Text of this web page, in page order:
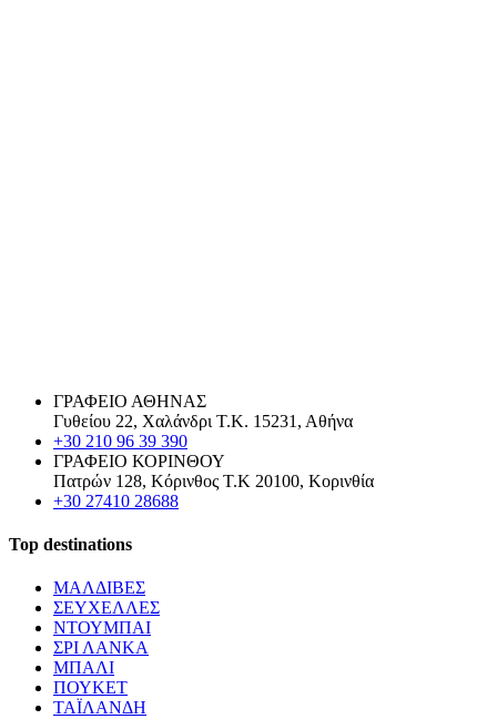
ΓΡΑΦΕΙΟ ΑΘΗΝΑΣ
Γυθείου 22, Χαλάνδρι Τ.Κ. 15231, Αθήνα
+30 210 96 39 390
ΓΡΑΦΕΙΟ ΚΟΡΙΝΘΟΥ
Πατρών 128, Κόρινθος Τ.Κ 20100, Κορινθία
+30 27410 28688
Top destinations
ΜΑΛΔΙΒΕΣ
ΣΕΥΧΕΛΛΕΣ
ΝΤΟΥΜΠΑΙ
ΣΡΙ ΛΑΝΚΑ
ΜΠΑΛΙ
ΠΟΥΚΕΤ
ΤΑΪΛΑΝΔΗ